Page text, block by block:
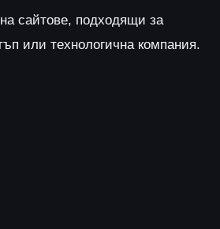
сайтове, подходящи за
или технологична компания.